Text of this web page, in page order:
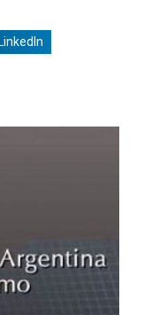
LinkedIn